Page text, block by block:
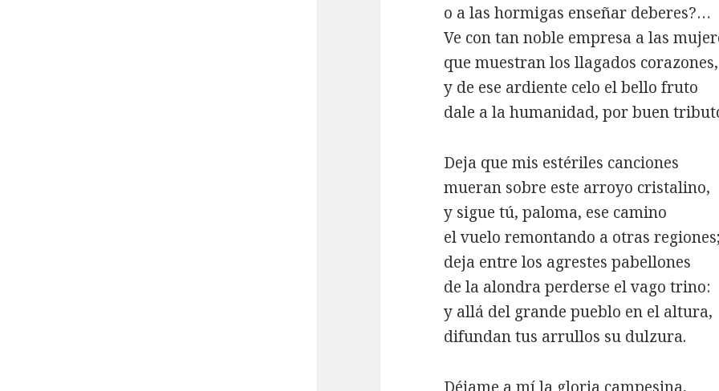
o a las hormigas enseñar deberes?…
Ve con tan noble empresa a las
que muestran los llagados corazones,
y de ese ardiente celo el bello fruto
dale a la humanidad, por buen
Deja que mis estériles canciones
mueran sobre este arroyo cristalino,
y sigue tú, paloma, ese camino
el vuelo remontando a otras
deja entre los agrestes pabellones
de la alondra perderse el vago trino:
y allá del grande pueblo en el altura,
difundan tus arrullos su dulzura.